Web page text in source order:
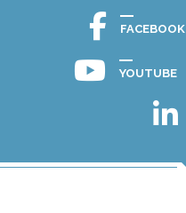
FACEBOOK
YOUTUBE